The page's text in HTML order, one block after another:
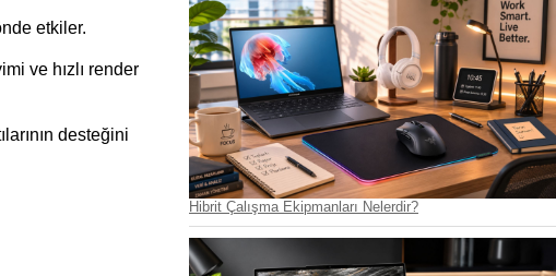
etkiler.
ve hızlı render
desteğini
Hibrit Çalışma Ekipmanları Nelerdir?